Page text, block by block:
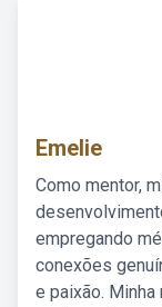
Emelie
Como mentor,
empregando
conexões
e paixão.